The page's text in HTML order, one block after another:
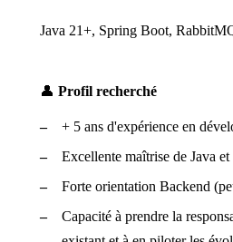
Java 21+, Spring Boot,
👤 Profil recherché
+ 5 ans d'expérience en
Excellente maîtrise de Java
Forte orientation Backend
Capacité à prendre la